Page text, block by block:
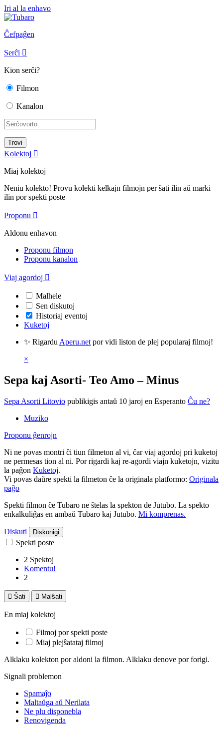
Iri al la enhavo
Ĉefpaĝen
Serĉi 
Kion serĉi?
Filmon
Kanalon
Kolektoj 
Miaj kolektoj
Neniu kolekto! Provu kolekti kelkajn filmojn per ŝati ilin aŭ marki
ilin por spekti poste
Proponu 
Aldonu enhavon
Proponu filmon
Proponu kanalon
Viaj agordoj 
Malhele
Sen diskutoj
Historiaj eventoj
Kuketoj
✨ Rigardu Aperu.net por vidi liston de plej popularaj filmoj!
×
Sepa kaj Asorti- Teo Amo – Minus
Sepa Asorti Litovio publikigis antaŭ 10 jaroj en Esperanto Ĉu ne?
Muziko
Proponu ĝenrojn
Ni ne povas montri ĉi tiun filmeton al vi, ĉar viaj agordoj pri kuketoj
ne permesas tion al ni. Por rigardi kaj re-agordi viajn kuketojn, vizitu
la paĝon Kuketoj.
Vi povas daŭre spekti la filmeton ĉe la originala platformo: Originala
paĝo
Spekti filmon ĉe Tubaro ne ŝtelas la spekton de Jutubo. La spekto
enkalkuliĝas en ambaŭ Tubaro kaj Jutubo. Mi komprenas.
Diskuti Diskonigi
Spekti poste
2 Spektoj
Komentu!
2
 Ŝati  Malŝati
En miaj kolektoj
Filmoj por spekti poste
Miaj plejŝatataj filmoj
Alklaku kolekton por aldoni la filmon. Alklaku denove por forigi.
Signali problemon
Spamaĵo
Maltaŭga aŭ Nerilata
Ne plu disponebla
Renovigenda